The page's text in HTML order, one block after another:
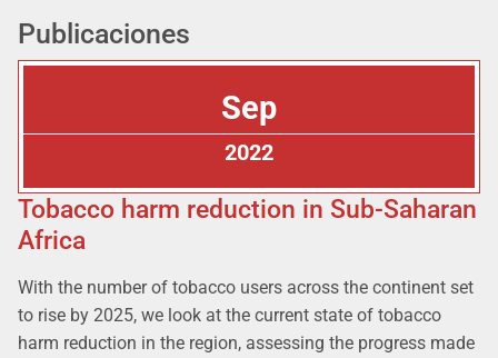
Publicaciones
Sep
2022
Tobacco harm reduction in Sub-Saharan
Africa
With the number of tobacco users across the continent set
to rise by 2025, we look at the current state of tobacco
harm reduction in the region, assessing the progress made